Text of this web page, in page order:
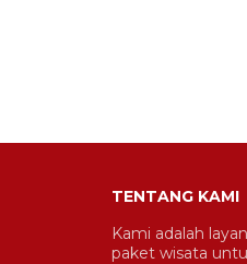
TENTANG KAMI
Kami adalah
paket wisata